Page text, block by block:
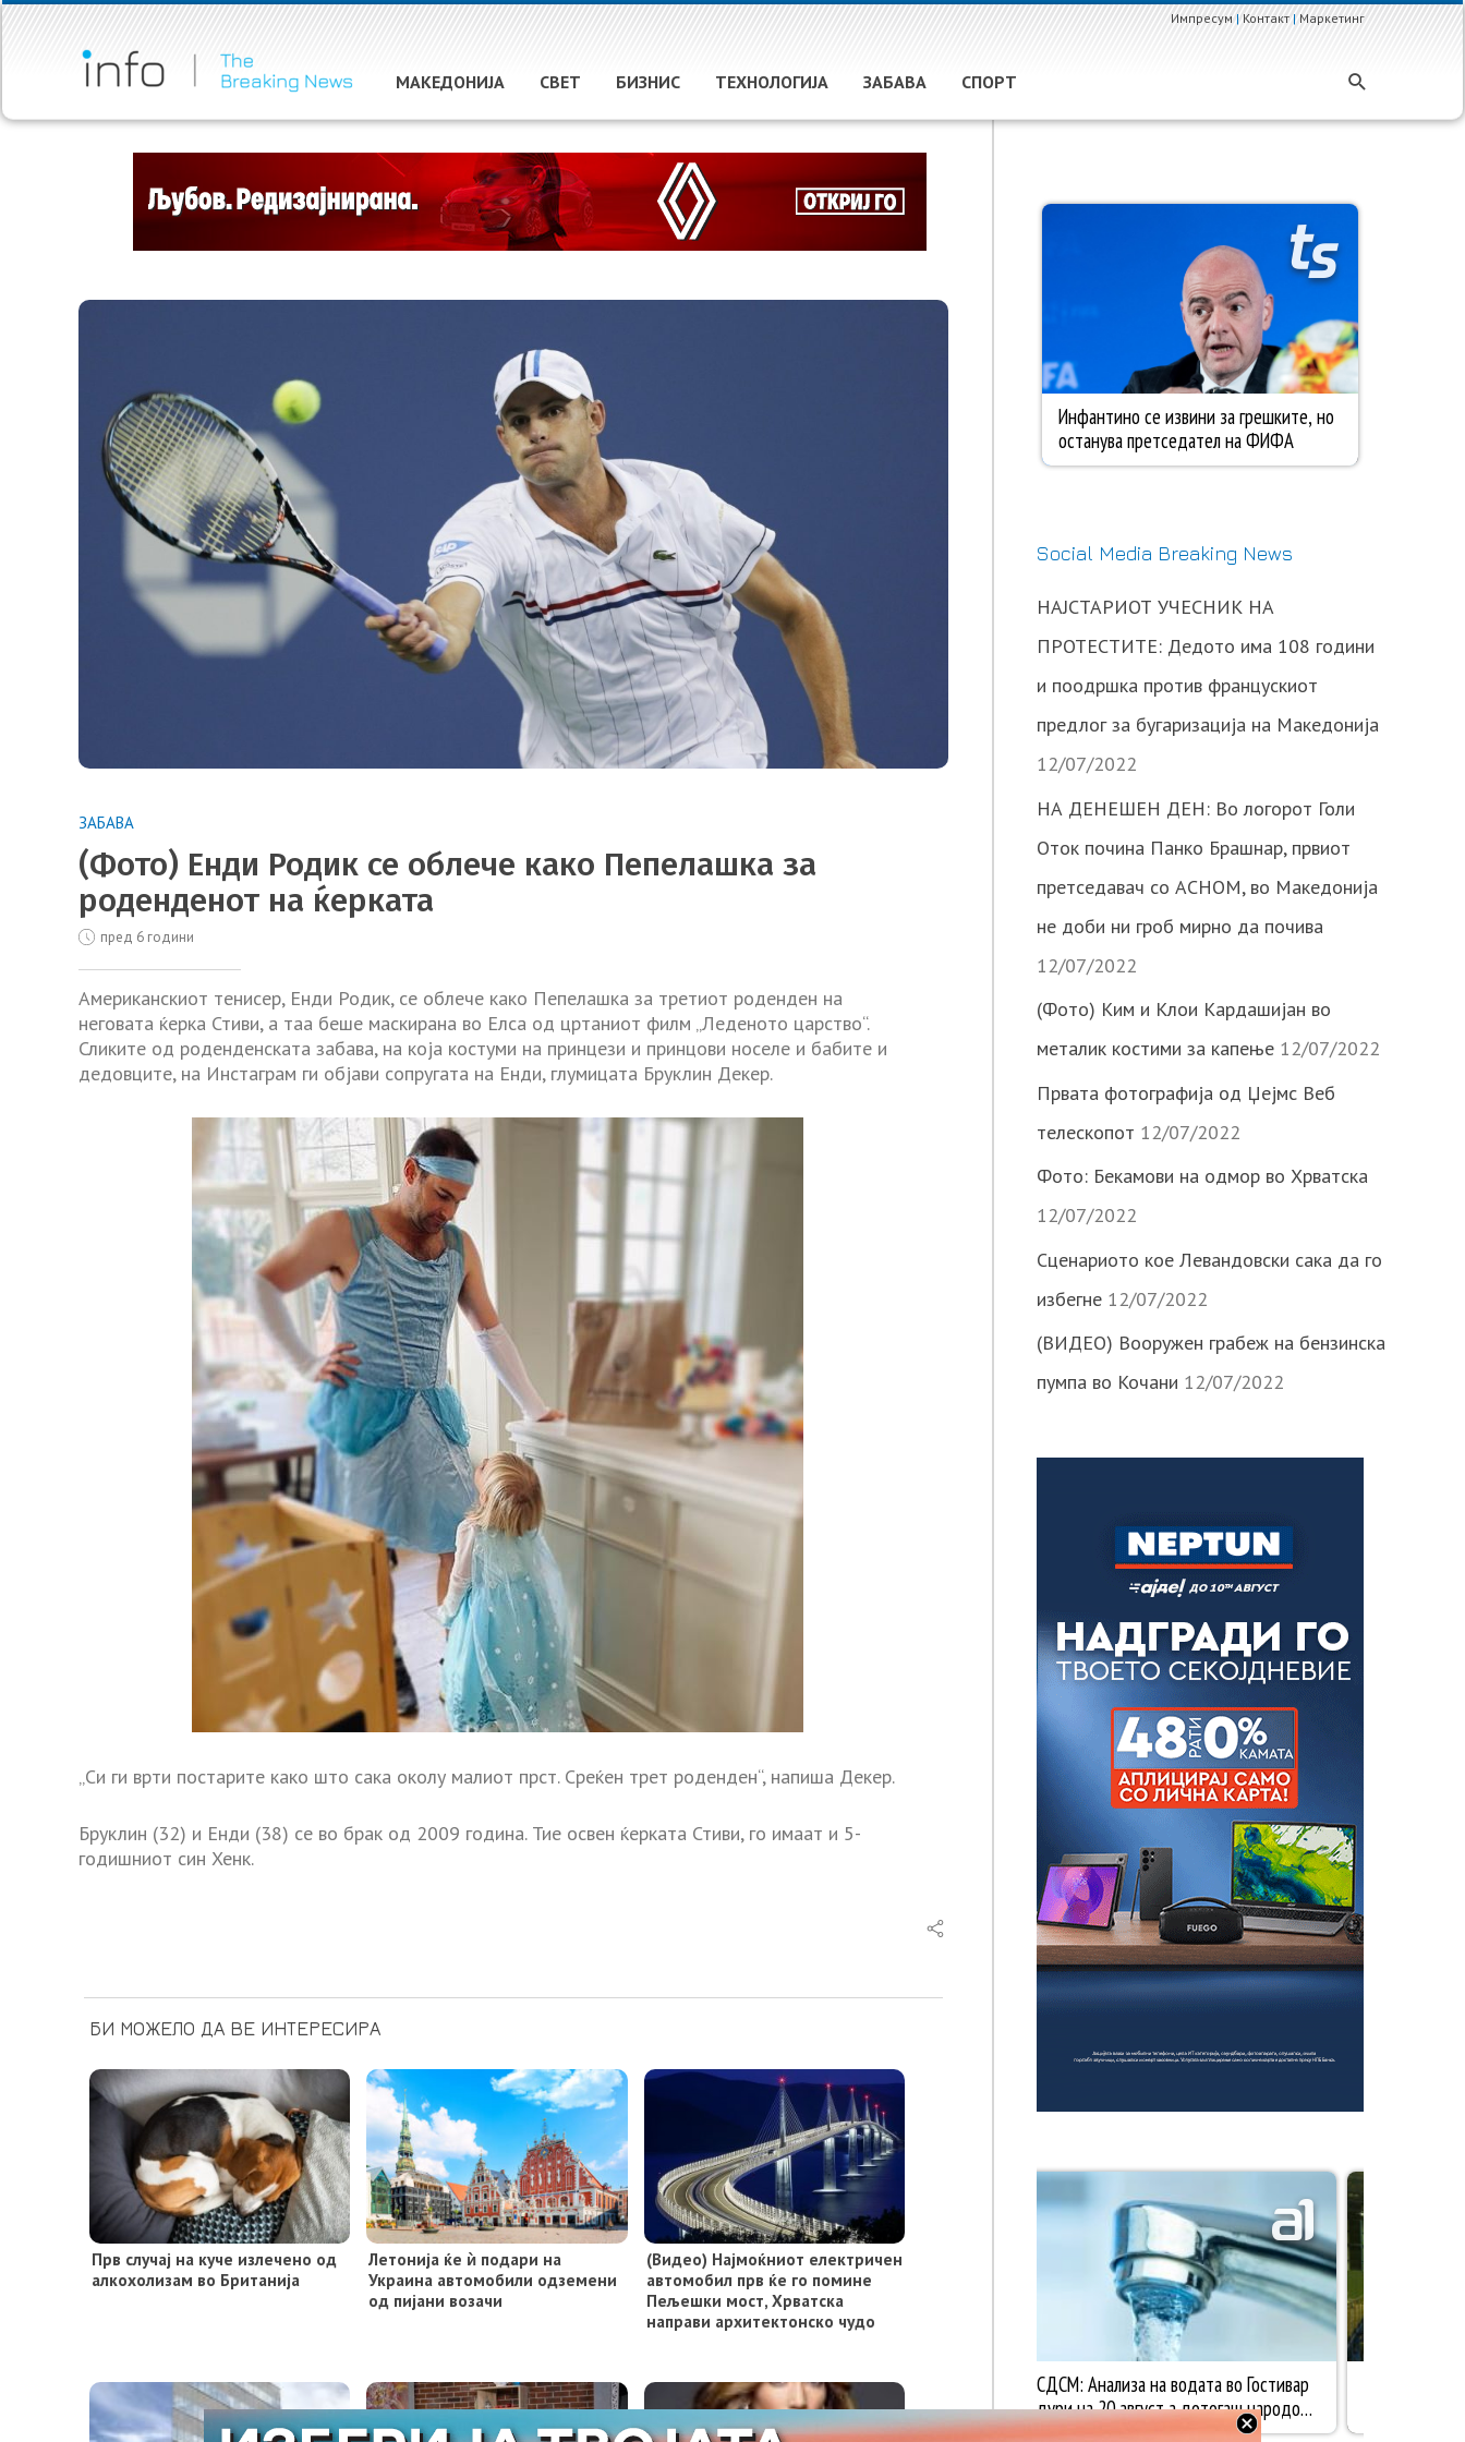
Импресум|Контакт|Маркетинг
МАКЕДОНИЈА СВЕТ БИЗНИС ТЕХНОЛОГИЈА ЗАБАВА СПОРТ
ЗАБАВА
(Фото) Енди Родик се облече како Пепелашка за
роденденот на ќерката
пред 6 години
Американскиот тенисер, Енди Родик, се облече како Пепелашка за третиот роденден на
неговата ќерка Стиви, а таа беше маскирана во Елса од цртаниот филм „Леденото царство“.
Сликите од роденденската забава, на која костуми на принцези и принцови носеле и бабите и
дедовците, на Инстаграм ги објави сопругата на Енди, глумицата Бруклин Декер.
„Си ги врти постарите како што сака околу малиот прст. Среќен трет роденден“, напиша Декер.
Бруклин (32) и Енди (38) се во брак од 2009 година. Тие освен ќерката Стиви, го имаат и 5-
годишниот син Хенк.
БИ МОЖЕЛО ДА ВЕ ИНТЕРЕСИРА
Прв случај на куче излечено од
алкохолизам во Британија
Летонија ќе ѝ подари на
Украина автомобили одземени
од пијани возачи
(Видео) Најмоќниот електричен
автомобил прв ќе го помине
Пељешки мост, Хрватска
направи архитектонско чудо
Social Media Breaking News
НАЈСТАРИОТ УЧЕСНИК НА
ПРОТЕСТИТЕ: Дедото има 108 години
и поодршка против францускиот
предлог за бугаризација на Македонија
12/07/2022
НА ДЕНЕШЕН ДЕН: Во логорот Голи
Оток почина Панко Брашнар, првиот
претседавач со АСНОМ, во Македонија
не доби ни гроб мирно да почива
12/07/2022
(Фото) Ким и Клои Кардашијан во
металик костими за капење 12/07/2022
Првата фотографија од Џејмс Веб
телескопот 12/07/2022
Фото: Бекамови на одмор во Хрватска
12/07/2022
Сценариото кое Левандовски сака да го
избегне 12/07/2022
(ВИДЕО) Вооружен грабеж на бензинска
пумпа во Кочани 12/07/2022